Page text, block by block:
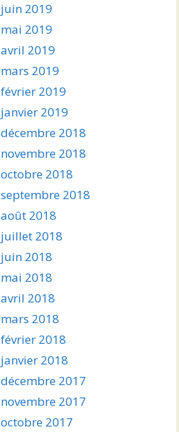
juin 2019
mai 2019
avril 2019
mars 2019
février 2019
janvier 2019
décembre 2018
novembre 2018
octobre 2018
septembre 2018
août 2018
juillet 2018
juin 2018
mai 2018
avril 2018
mars 2018
février 2018
janvier 2018
décembre 2017
novembre 2017
octobre 2017